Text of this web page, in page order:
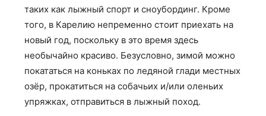
таких как лыжный спорт и сноубординг. Кроме
того, в Карелию непременно стоит приехать на
новый год, поскольку в это время здесь
необычайно красиво. Безусловно, зимой можно
покататься на коньках по ледяной глади местных
озёр, прокатиться на собачьих и/или оленьих
упряжках, отправиться в лыжный поход.